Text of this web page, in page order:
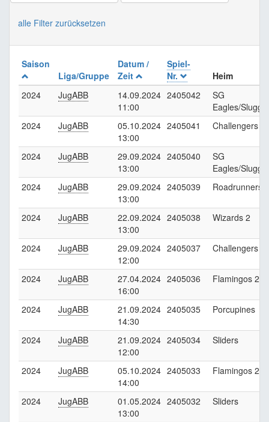
alle Filter zurücksetzen
Saison
Liga/Gruppe
Datum /
Zeit
Spiel-
Nr.
Heim
2024
JugABB
14.09.2024
11:00
2405042
SG
Eagles/
2024
JugABB
05.10.2024
13:00
2405041 Challengers
2024 JugABB
29.09.2024
13:00
2405040
SG
Eagles/
2024
JugABB
29.09.2024
13:00
2405039 Roadrunners
2024 JugABB
22.09.2024
13:00
2405038 Wizards 2
2024 JugABB
29.09.2024
12:00
2405037 Challengers
2024 JugABB
27.04.2024
16:00
2405036 Flamingos 2
2024 JugABB
21.09.2024
14:30
2405035 Porcupines
2024 JugABB
21.09.2024
12:00
2405034 Sliders
2024 JugABB
05.10.2024
14:00
2405033 Flamingos 2
2024 JugABB
01.05.2024
13:00
2405032 Sliders